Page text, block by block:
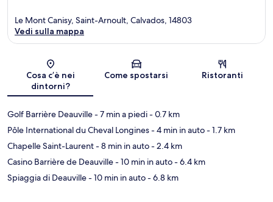
Mappa
Le Mont Canisy, Saint-Arnoult, Calvados, 14803
Vedi sulla mappa
Cosa c’è nei
dintorni?
Come spostarsi Ristoranti
Golf Barrière Deauville- 7 min a piedi- 0.7 km
Pôle International du Cheval Longines- 4 min in auto- 1.7 km
Chapelle Saint-Laurent- 8 min in auto- 2.4 km
Casino Barrière de Deauville- 10 min in auto- 6.4 km
Spiaggia di Deauville- 10 min in auto- 6.8 km